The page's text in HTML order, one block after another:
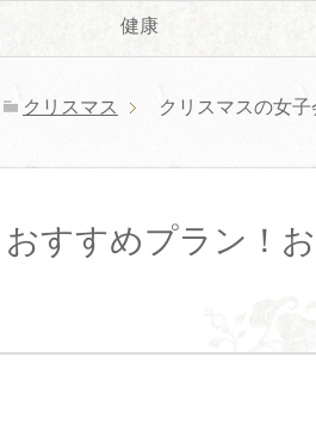
健康
クリスマス クリスマスの女
すすめプラン！